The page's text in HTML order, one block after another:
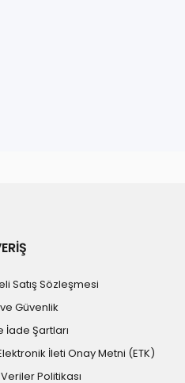
Satış Sözleşmesi
Güvenlik
İade Şartları
İleti Onay Metni (ETK)
Politikası